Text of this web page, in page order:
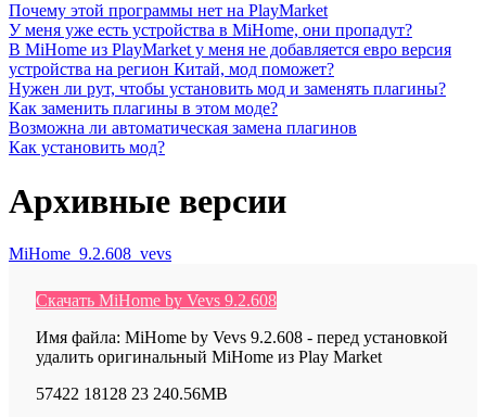
Почему этой программы нет на PlayMarket
У меня уже есть устройства в MiHome, они пропадут?
В MiHome из PlayMarket у меня не добавляется евро версия
устройства на регион Китай, мод поможет?
Нужен ли рут, чтобы установить мод и заменять плагины?
Как заменить плагины в этом моде?
Возможна ли автоматическая замена плагинов
Как установить мод?
Архивные версии
MiHome_9.2.608_vevs
Скачать MiHome by Vevs 9.2.608
Имя файла: MiHome by Vevs 9.2.608 - перед установкой
удалить оригинальный MiHome из Play Market
57422 18128 23 240.56MB